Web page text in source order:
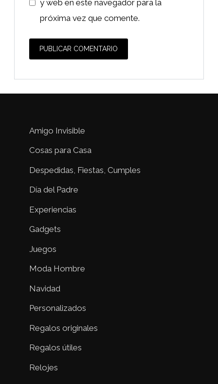
y web en este navegador para la
próxima vez que comente.
Amigo Invisible
Cosas para Casa
Despedidas, Fiestas, Cumples
Día del Padre
Experiencias
Gadgets
Juegos
Moda Hombre
Navidad
Personalizados
Regalos originales
Regalos útiles
Relojes